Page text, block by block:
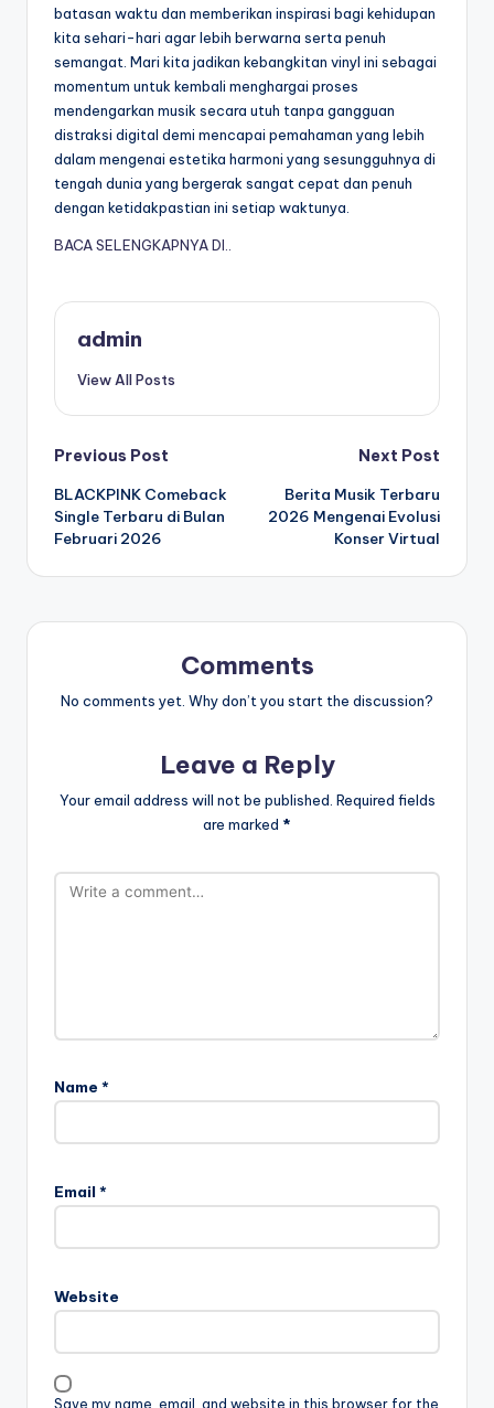
batasan waktu dan memberikan inspirasi bagi kehidupan
kita sehari-hari agar lebih berwarna serta penuh
semangat. Mari kita jadikan kebangkitan vinyl ini sebagai
momentum untuk kembali menghargai proses
mendengarkan musik secara utuh tanpa gangguan
distraksi digital demi mencapai pemahaman yang lebih
dalam mengenai estetika harmoni yang sesungguhnya di
tengah dunia yang bergerak sangat cepat dan penuh
dengan ketidakpastian ini setiap waktunya.
BACA SELENGKAPNYA DI..
admin
View All Posts
Post
navigation
Previous Post
BLACKPINK Comeback
Single Terbaru di Bulan
Februari 2026
Next Post
Berita Musik Terbaru
2026 Mengenai Evolusi
Konser Virtual
Comments
No comments yet. Why don’t you start the discussion?
Leave a Reply
Your email address will not be published. Required fields
are marked *
Name *
Email *
Website
Save my name, email, and website in this browser for the